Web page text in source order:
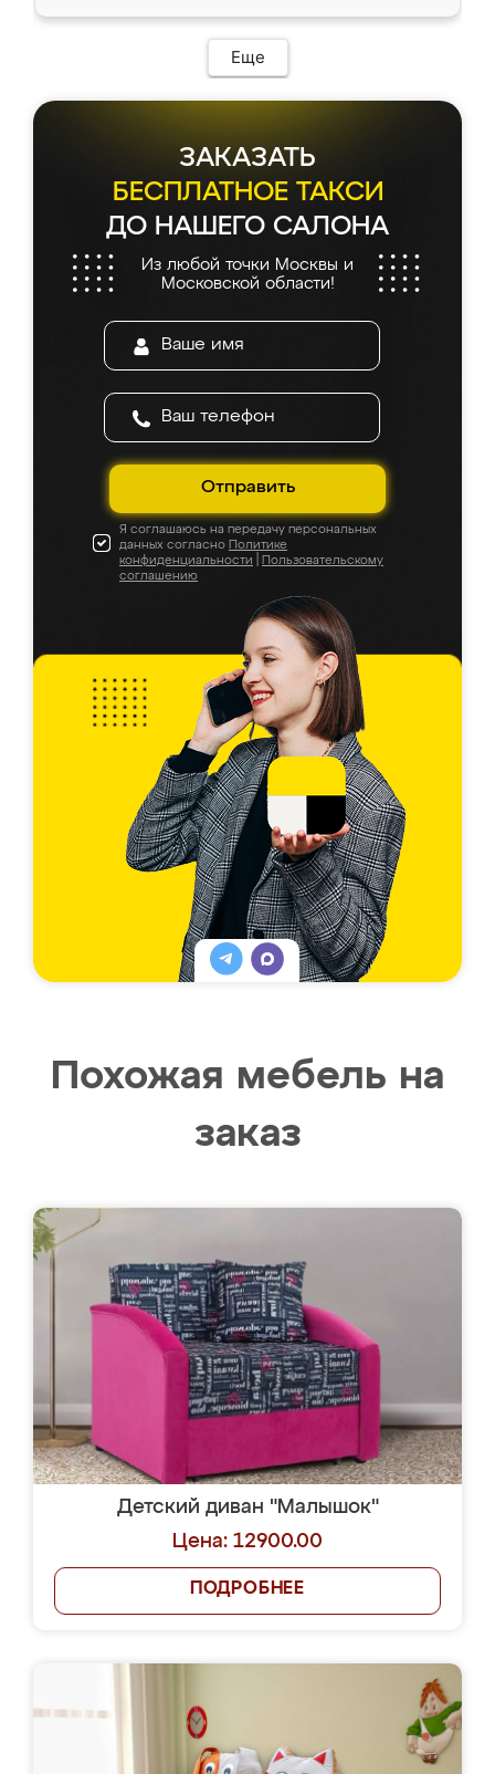
мебель сразу встала на свое место без
каких-либо доработок. Качеством осталась
довольна, все выглядит так, как и ожидала.
Еще
ЗАКАЗАТЬ
БЕСПЛАТНОЕ ТАКСИ
ДО НАШЕГО САЛОНА
Из любой точки Москвы и
Московской области!
Отправить
Я соглашаюсь на передачу персональных
данных согласно Политике
конфиденциальности
Пользовательскому
соглашению
Похожая мебель на
заказ
Детский диван "Малышок"
Цена: 12900.00
ПОДРОБНЕЕ